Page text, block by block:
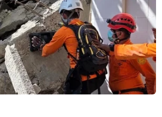
robot trong